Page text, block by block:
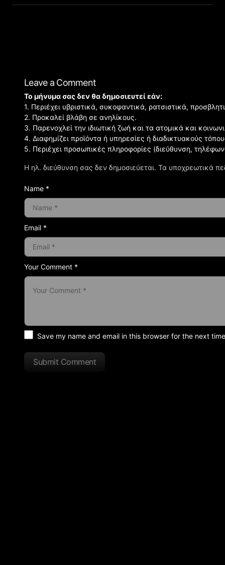
Leave a Comment
Η ηλ. διεύθυνση σας δεν δημοσιεύεται. Τα υποχρεωτικά
Your Comment *
Το μήνυμα σας δεν θα δημοσιευτεί εάν:
1. Περιέχει υβριστικά, συκοφαντικά, ρατσιστικά,
2. Προκαλεί βλάβη σε ανηλίκους.
3. Παρενοχλεί την ιδιωτική ζωή και τα ατομικά και
4. Διαφημίζει προϊόντα ή υπηρεσίες ή διαδικτυακούς
5. Περιέχει προσωπικές πληροφορίες (διεύθυνση,
Name *
Email *
Save my name and email in this browser for the next
Submit Comment